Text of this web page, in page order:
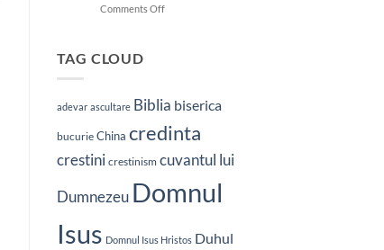
Nepal:
L
pe
Comments Offon
avea
loc
în
orașului
TAG CLOUD
adevar ascultare Biblia biserica
bucurie China credinta
crestini crestinism cuvantul lui
Dumnezeu Domnul
Isus Domnul Isus Hristos Duhul